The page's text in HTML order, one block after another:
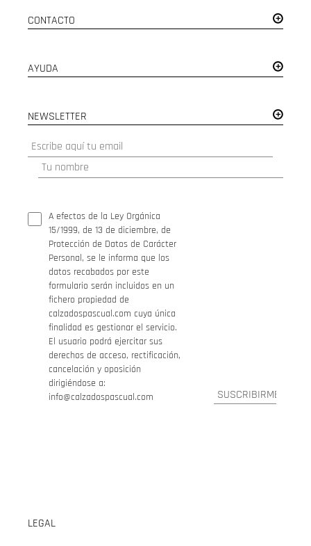
CONTACTO
AYUDA
NEWSLETTER
A efectos de la Ley Orgánica
15/1999, de 13 de diciembre, de
Protección de Datos de Carácter
Personal, se le informa que los
datos recabados por este
formulario serán incluidos en un
fichero propiedad de
calzadospascual.com cuya única
finalidad es gestionar el servicio.
El usuario podrá ejercitar sus
derechos de acceso, rectificación,
cancelación y oposición
dirigiéndose a:
info@calzadospascual.com
LEGAL